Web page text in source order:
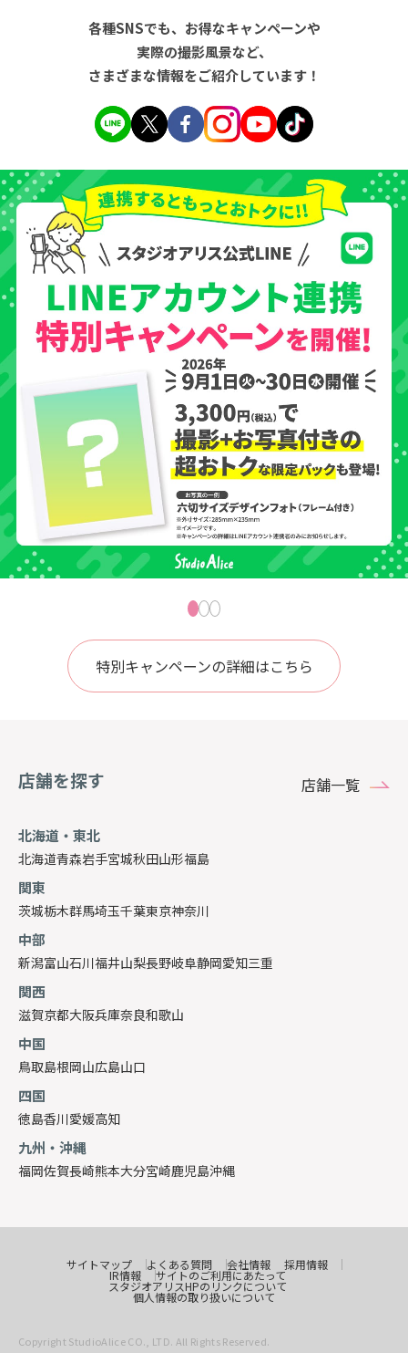
各種SNSでも、お得なキャンペーンや
実際の撮影風景など、
さまざまな情報をご紹介しています！
特別キャンペーンの詳細はこちら
店舗を探す 店舗一覧
北海道・東北
北海道青森岩手宮城秋田山形福島
関東
茨城栃木群馬埼玉千葉東京神奈川
中部
新潟富山石川福井山梨長野岐阜静岡愛知三重
関西
滋賀京都大阪兵庫奈良和歌山
中国
鳥取島根岡山広島山口
四国
徳島香川愛媛高知
九州・沖縄
福岡佐賀長崎熊本大分宮崎鹿児島沖縄
サイトマップ よくある質問 会社情報 採用情報
IR情報 サイトのご利用にあたって
スタジオアリスHPのリンクについて
個人情報の取り扱いについて
Copyright StudioAlice CO., LTD. All Rights Reserved.